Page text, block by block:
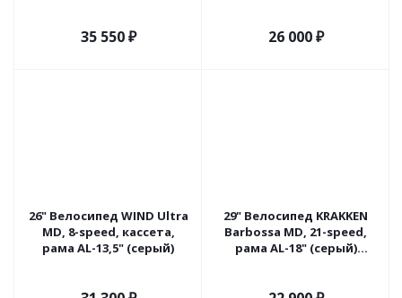
35 550₽ 26 000₽
26" Велосипед WIND Ultra
MD, 8-speed, кассета,
рама AL-13,5" (серый)
29" Велосипед KRAKKEN
Barbossa MD, 21-speed,
рама AL-18" (серый)